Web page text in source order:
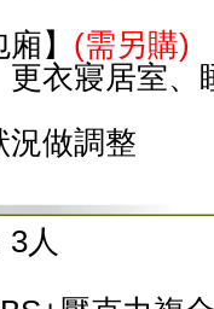
】 (需另購)
更衣寢居室、
況做調整
3人